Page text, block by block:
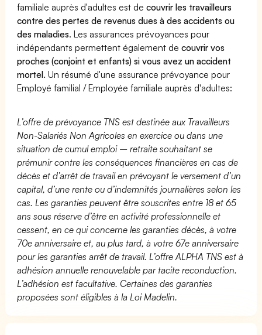
familiale auprès d'adultes est decouvrir les travailleurs
contre des pertes de revenus dues à des accidents ou
des maladies. Les assurances prévoyances pour
indépendants permettent également decouvrir vos
proches (conjoint et enfants) si vous avez un accident
mortel. Un résumé d'une assurance prévoyance pour
Employé familial / Employée familiale auprès d'adultes:
L’offre de prévoyance TNS est destinée aux Travailleurs
Non-Salariés Non Agricoles en exercice ou dans une
situation de cumul emploi – retraite souhaitant se
prémunir contre les conséquences financières en cas de
décès et d’arrêt de travail en prévoyant le versement d’un
capital, d’une rente ou d’indemnités journalières selon les
cas. Les garanties peuvent être souscrites entre 18 et 65
ans sous réserve d’être en activité professionnelle et
cessent, en ce qui concerne les garanties décès, à votre
70e anniversaire et, au plus tard, à votre 67e anniversaire
pour les garanties arrêt de travail. L’offre ALPHA TNS est à
adhésion annuelle renouvelable par tacite reconduction.
L’adhésion est facultative. Certaines des garanties
proposées sont éligibles à la Loi Madelin.